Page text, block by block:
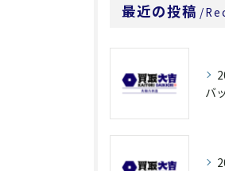
最近の投稿